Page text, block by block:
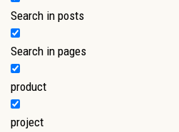
Search in posts
Search in pages
product
project